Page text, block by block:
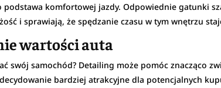
podstawa komfortowej jazdy. Odpowiednie gatunki
i sprawiają, że spędzanie czasu w tym wnętrzu
wartości auta
swój samochód? Detailing może pomóc znacząco
bardziej atrakcyjne dla potencjalnych